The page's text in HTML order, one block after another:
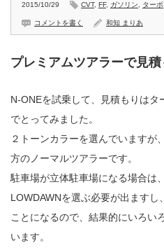
2015/10/29 CVT, FF, ガソリン ターボ
コメントを書く 和知 まりあ
プレミアムツアラーで見
N-ONEを試乗して、見積もりは
でとってみました。
２トーンカラーを選んでいますが
方のノーマルツアラーです。
駐車場が立体駐車場になる場合は
LOWDAWNを選ぶ必要が出ます
ことになるので、結果的にいろい
います。